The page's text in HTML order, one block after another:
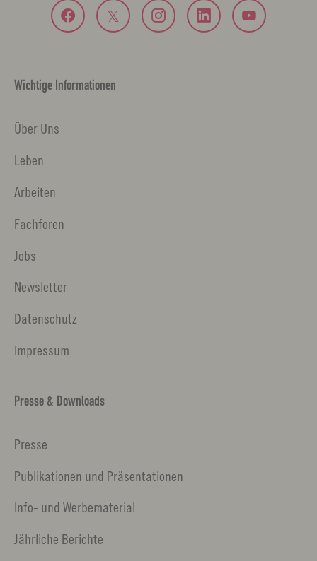
Wichtige Informationen
Über Uns
Leben
Arbeiten
Fachforen
Jobs
Newsletter
Datenschutz
Impressum
Presse & Downloads
Presse
Publikationen und Präsentationen
Info- und Werbematerial
Jährliche Berichte